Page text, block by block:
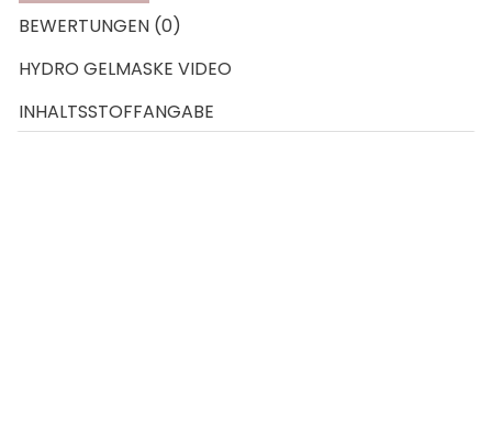
BEWERTUNGEN (0)
HYDRO GELMASKE VIDEO
INHALTSSTOFFANGABE